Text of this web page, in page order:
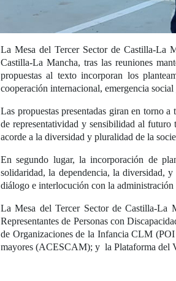
La Mesa del Tercer Sector de Castilla-La
Castilla-La Mancha, tras las reuniones
propuestas al texto incorporan los
cooperación internacional, emergencia
Las propuestas presentadas giran en torno
de representatividad y sensibilidad al
acorde a la diversidad y pluralidad de la
En segundo lugar, la incorporación de
solidaridad, la dependencia, la diversidad,
diálogo e interlocución con la
La Mesa del Tercer Sector de Castilla-La
Representantes de Personas con
de Organizaciones de la Infancia CLM
mayores (ACESCAM); y la Plataforma del